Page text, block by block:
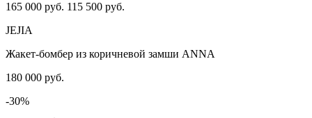
165 000 руб. 115 500 руб.
JEJIA
Жакет-бомбер из коричневой замши ANNA
180 000 руб.
-30%